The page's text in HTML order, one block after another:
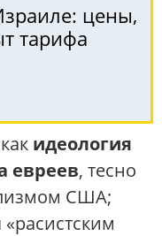
цены,
тарифа
идеология
евреев, тесно
США;